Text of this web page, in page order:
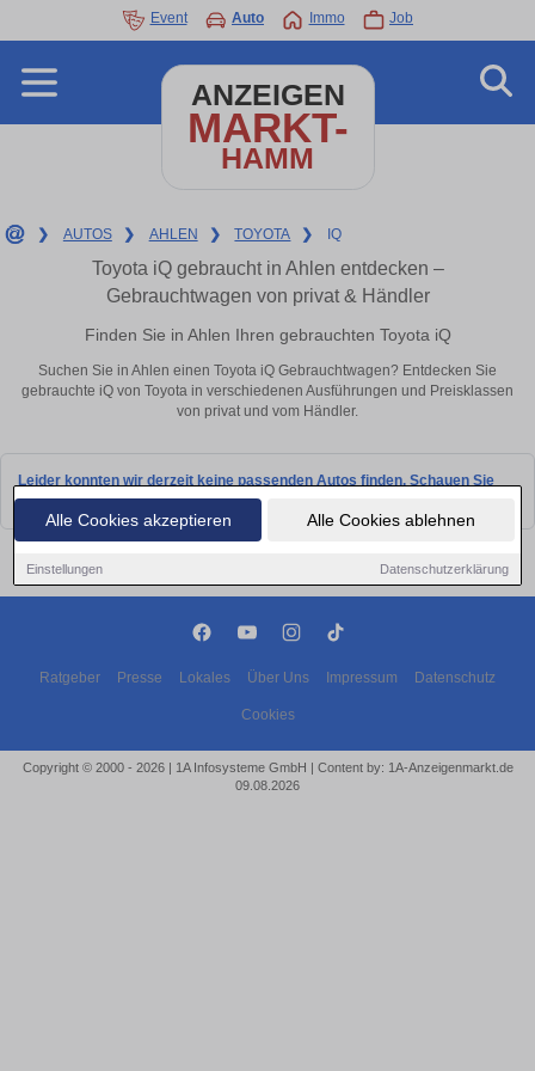
Alle Cookies akzeptieren Alle Cookies ablehnen
Einstellungen Datenschutzerklärung
Event Auto Immo Job
ANZEIGEN
MARKT-
HAMM
❯ AUTOS ❯ AHLEN ❯ TOYOTA ❯ IQ
Toyota iQ gebraucht in Ahlen entdecken –
Gebrauchtwagen von privat & Händler
Finden Sie in Ahlen Ihren gebrauchten Toyota iQ
Suchen Sie in Ahlen einen Toyota iQ Gebrauchtwagen? Entdecken Sie
gebrauchte iQ von Toyota in verschiedenen Ausführungen und Preisklassen
von privat und vom Händler.
Leider konnten wir derzeit keine passenden Autos finden. Schauen Sie
bald wieder vorbei!
Ratgeber Presse Lokales Über Uns Impressum Datenschutz
Cookies
Copyright © 2000 - 2026 | 1A Infosysteme GmbH | Content by: 1A-Anzeigenmarkt.de
09.08.2026